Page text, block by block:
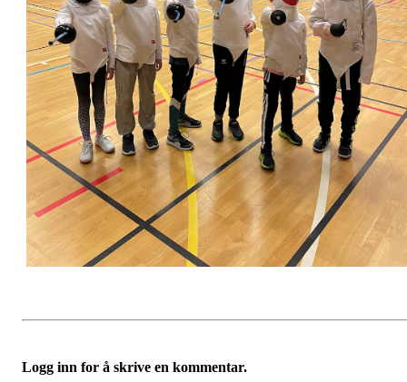
Logg inn for å skrive en kommentar.